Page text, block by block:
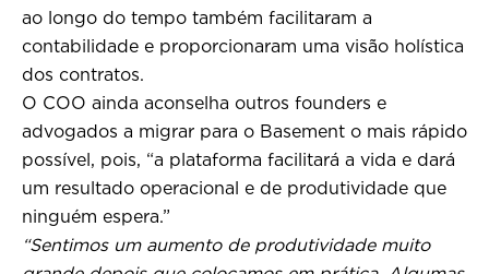
ao longo do tempo também facilitaram a
contabilidade e proporcionaram uma visão holística
dos contratos.
O COO ainda aconselha outros founders e
advogados a migrar para o Basement o mais rápido
possível, pois, “a plataforma facilitará a vida e dará
um resultado operacional e de produtividade que
ninguém espera.”
“Sentimos um aumento de produtividade muito